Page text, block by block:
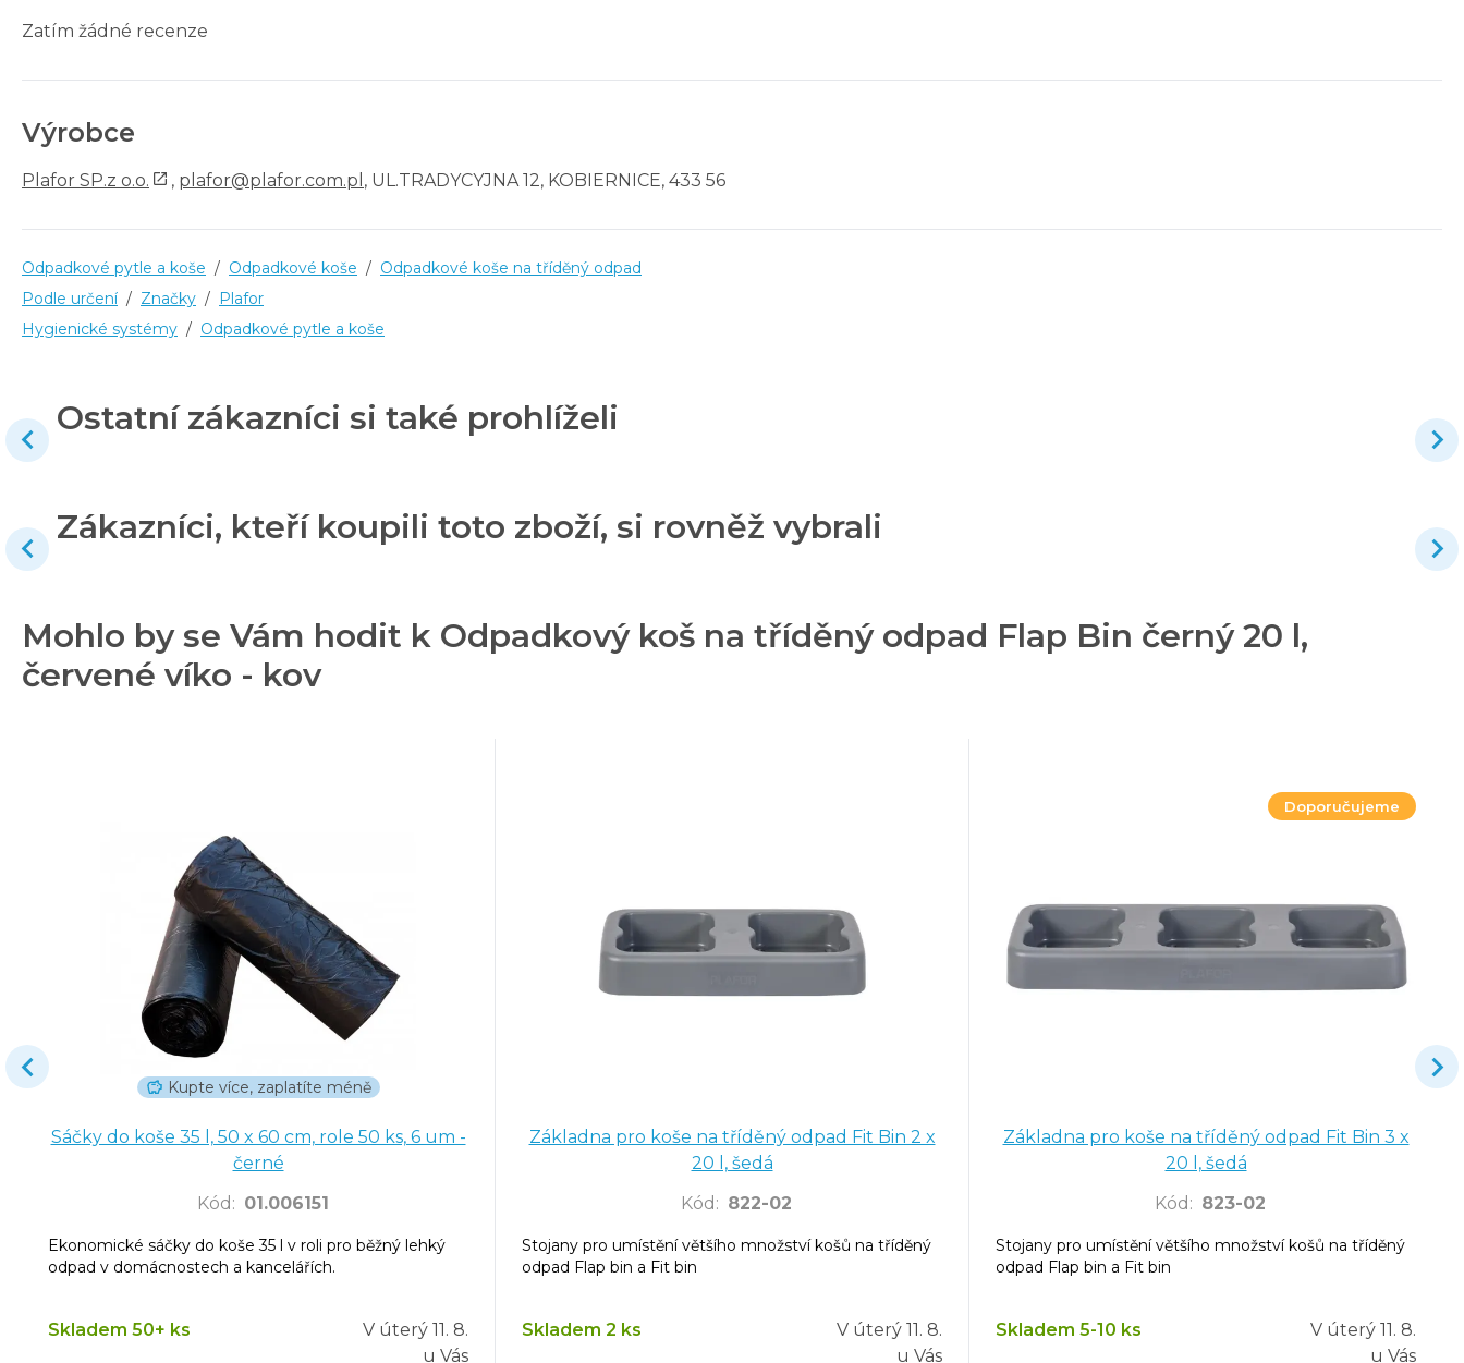
Zatím žádné recenze
Výrobce
Plafor SP.z o.o. , plafor@plafor.com.pl , UL.TRADYCYJNA 12, KOBIERNICE, 433 56
Odpadkové pytle a koše / Odpadkové koše / Odpadkové koše na tříděný odpad
Podle určení / Značky / Plafor
Hygienické systémy / Odpadkové pytle a koše
Ostatní zákazníci si také prohlíželi
Zákazníci, kteří koupili toto zboží, si rovněž vybrali
Mohlo by se Vám hodit k Odpadkový koš na tříděný odpad Flap Bin černý 20 l,
červené víko - kov
Kupte více, zaplatíte méně
Sáčky do koše 35 l, 50 x 60 cm, role 50 ks, 6 um -
černé
Kód : 01.006151
Ekonomické sáčky do koše 35 l v roli pro běžný lehký
odpad v domácnostech a kancelářích.
Skladem 50+ ks V úterý 11. 8.
u Vás
Základna pro koše na tříděný odpad Fit Bin 2 x
20 l, šedá
Kód : 822-02
Stojany pro umístění většího množství košů na tříděný
odpad Flap bin a Fit bin
Skladem 2 ks V úterý 11. 8.
u Vás
Doporučujeme
Základna pro koše na tříděný odpad Fit Bin 3 x
20 l, šedá
Kód : 823-02
Stojany pro umístění většího množství košů na tříděný
odpad Flap bin a Fit bin
Skladem 5-10 ks V úterý 11. 8.
u Vás